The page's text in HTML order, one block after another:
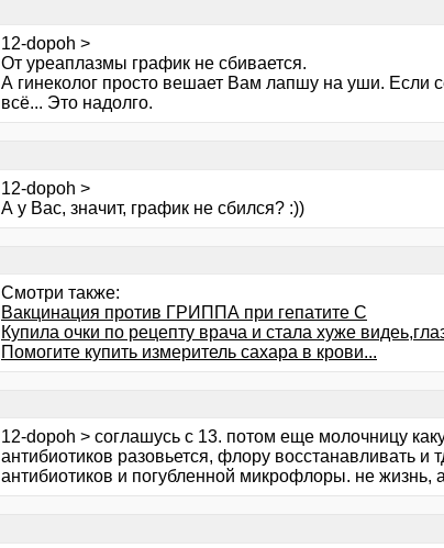
12-dopoh >
От уреаплазмы график не сбивается.
А гинеколог просто вешает Вам лапшу на уши. Если
всё... Это надолго.
12-dopoh >
А у Вас, значит, график не сбился? :))
Смотри также:
Вакцинация против ГРИППА при гепатите С
Купила очки по рецепту врача и стала хуже
Помогите купить измеритель сахара в крови...
12-dopoh > соглашусь с 13. потом еще молочницу
антибиотиков разовьется, флору восстанавливать
антибиотиков и погубленной микрофлоры. не жизнь,